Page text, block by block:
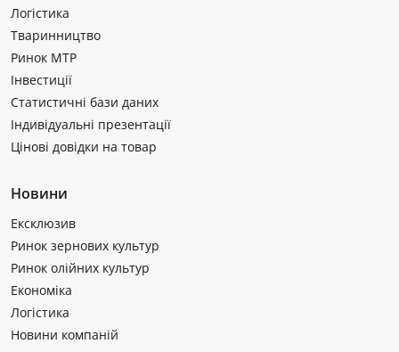
Логістика
Тваринництво
Ринок МТР
Інвестиції
Статистичні бази даних
Індивідуальні презентації
Цінові довідки на товар
Новини
Ексклюзив
Ринок зернових культур
Ринок олійних культур
Економіка
Логістика
Новини компаній